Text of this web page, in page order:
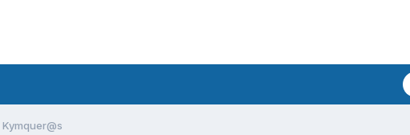
Kymquer@s